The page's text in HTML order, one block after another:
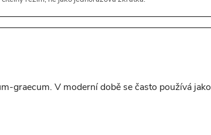
graecum. V moderní době se často používá jako